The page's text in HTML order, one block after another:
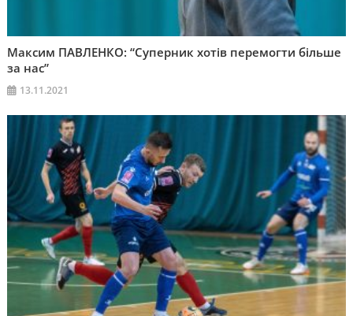
Максим ПАВЛЕНКО: “Суперник хотів перемогти більше
за нас”
13.11.2021